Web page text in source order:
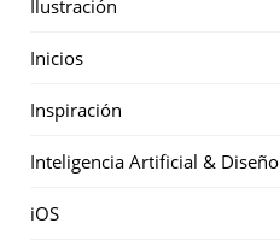
Ilustración
Inicios
Inspiración
Inteligencia Artificial & Diseño
iOS